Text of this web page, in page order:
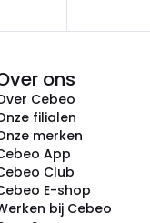
ons
Cebeo
filialen
merken
App
Club
E-shop
bij Cebeo